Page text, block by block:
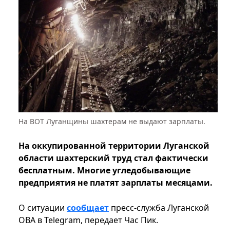
На ВОТ Луганщины шахтерам не выдают зарплаты.
На оккупированной территории Луганской
области шахтерский труд стал фактически
бесплатным. Многие угледобывающие
предприятия не платят зарплаты месяцами.
О ситуации сообщает пресс-служба Луганской
ОВА в Telegram, передает Час Пик.